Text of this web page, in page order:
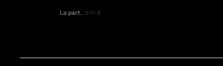
La part. 6 ,00 €